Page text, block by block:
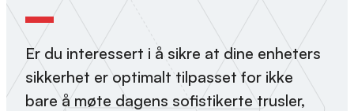
Er du interessert i å sikre at dine enheters
sikkerhet er optimalt tilpasset for ikke
bare å møte dagens sofistikerte trusler,